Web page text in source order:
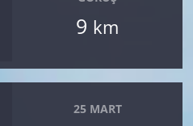
9 km
25 MART